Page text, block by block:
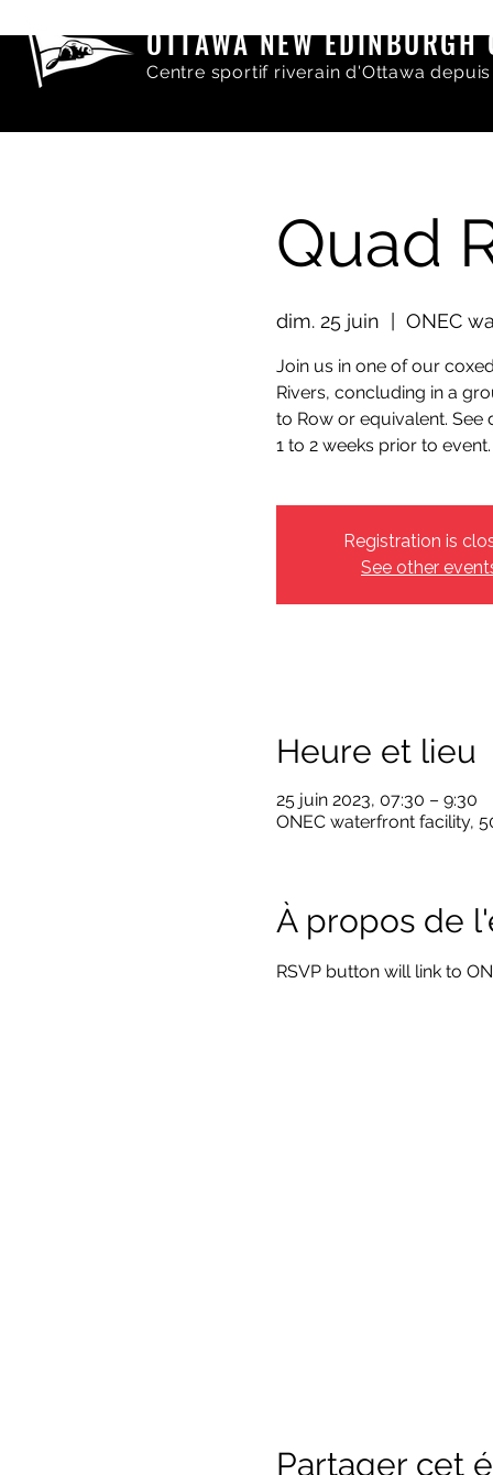
OTTAWA NEW EDINBURGH
Centre sportif riverain d'Ottawa depuis
Quad
dim. 25 juin ONEC
Join us in one of our
Rivers, concluding in a
to Row or equivalent. See
1 to 2 weeks prior to event.
Registration is
See other
Heure et lieu
25 juin 2023, 07:30 – 9:30
ONEC waterfront facility,
À propos de
RSVP button will link to
Partager cet